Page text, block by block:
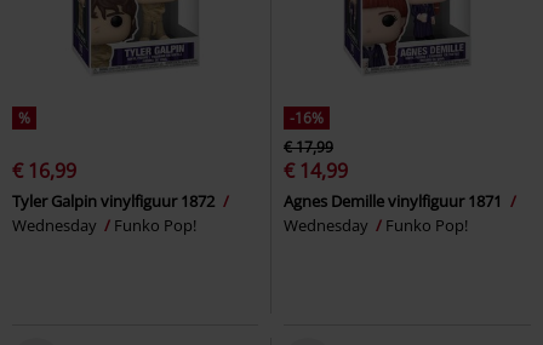
%
€ 16,99
Tyler Galpin vinylfiguur 1872
Wednesday
Funko Pop!
-16%
€ 17,99
€ 14,99
Agnes Demille vinylfiguur 1871
Wednesday
Funko Pop!